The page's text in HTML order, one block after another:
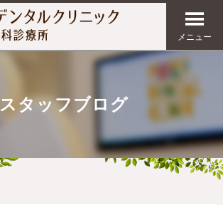
メニュー
スタッフブログ